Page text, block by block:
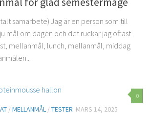
samarbete) Jag är en person som till
mål om dagen och det ruckar jag oftast
mellanmål, lunch, mellanmål, middag
0
/MELLANMÅL /TESTER MARS 14, 2025